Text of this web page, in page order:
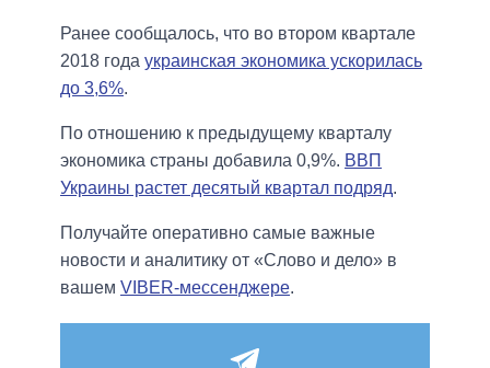
Ранее сообщалось, что во втором квартале
2018 года украинская экономика ускорилась
до 3,6%.
По отношению к предыдущему кварталу
экономика страны добавила 0,9%. ВВП
Украины растет десятый квартал подряд.
Получайте оперативно самые важные
новости и аналитику от «Слово и дело» в
вашем VIBER-мессенджере.